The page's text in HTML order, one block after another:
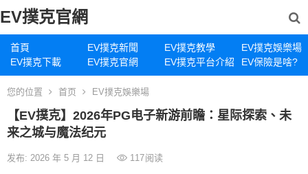
EV撲克官網
首頁 EV撲克新聞 EV撲克教學
EV撲克娛樂場
EV撲克下載
EV撲克官網 EV撲克平台介紹 EV保險是啥?
您的位置 首页 EV撲克娛樂場
【EV撲克】2026年PG电子新游前瞻：星际探索、未
来之城与魔法纪元
发布: 2026 年 5 月 12 日 117阅读